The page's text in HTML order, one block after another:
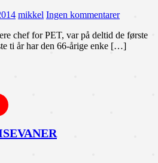
mikkel Ingen kommentarer
chef for PET, var på deltid de første
ti år har den 66-årige enke […]